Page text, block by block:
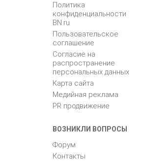
Политика
конфиденциальности
BN.ru
Пользовательское
соглашение
Согласие на
распространение
персональных данных
Карта сайта
Медийная реклама
PR продвижение
ВОЗНИКЛИ ВОПРОСЫ
Форум
Контакты